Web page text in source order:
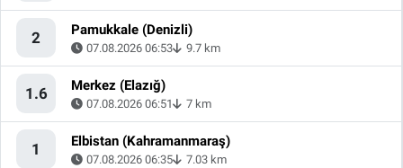
2 Pamukkale (Denizli)
07.08.2026 06:53 9.7 km
1.6 Merkez (Elazığ)
07.08.2026 06:51 7 km
1 Elbistan (Kahramanmaraş)
07.08.2026 06:35 7.03 km